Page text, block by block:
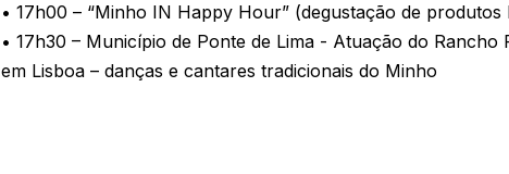
• 17h00 – “Minho IN Happy Hour” (degustação de produtos
• 17h30 – Município de Ponte de Lima - Atuação do
em Lisboa – danças e cantares tradicionais do Minho